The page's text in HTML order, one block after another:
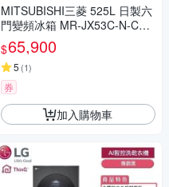
MITSUBISHI三菱 525L 日製六
門變頻冰箱 MR-JX53C-N-C2
玫瑰金
$65,900
5 (1)
券
加入購物車